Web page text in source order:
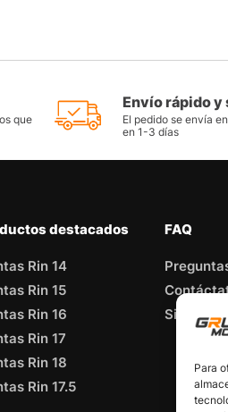
Para
que
Envío rápido y
El pedido se envía
en 1-3 días
destacados
Rin 14
Rin 15
Rin 16
Rin 17
Rin 18
Rin 17.5
FAQ
Sitemap